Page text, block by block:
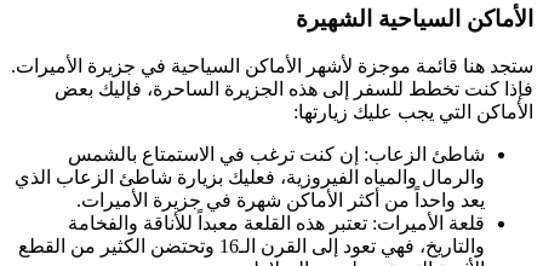
الأماكن السياحية الشهيرة
ستجد هنا قائمة موجزة لأشهر الأماكن السياحية في جزيرة الأميرات.
فإذا كنت تخطط للسفر إلى هذه الجزيرة الساحرة، فإليك بعض
الأماكن التي يجب عليك زيارتها:
شاطئ الزعاب: إن كنت ترغب في الاستمتاع بالشمس
والرمال والمياه الفيروزية، فعليك بزيارة شاطئ الزعاب الذي
يعد واحداً من أكثر الأماكن شهرة في جزيرة الأميرات.
قلعة الأميرات: تعتبر هذه القلعة معبداً للأناقة والفخامة
والتاريخ، فهي تعود إلى القرن الـ16 وتحتضن الكثير من القطع